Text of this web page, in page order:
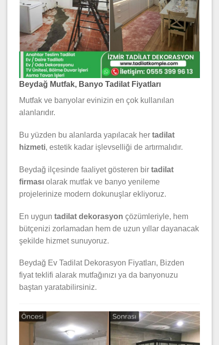
Beydağ Mutfak, Banyo Tadilat Fiyatları
Mutfak ve banyolar evinizin en çok kullanılan
alanlarıdır.
Bu yüzden bu alanlarda yapılacak her tadilat
hizmeti, estetik kadar işlevselliği de artırmalıdır.
Beydağ ilçesinde faaliyet gösteren bir tadilat
firması olarak mutfak ve banyo yenileme
projelerinize modern dokunuşlar ekliyoruz.
En uygun tadilat dekorasyon çözümleriyle, hem
bütçenizi zorlamadan hem de uzun yıllar dayanacak
şekilde hizmet sunuyoruz.
Beydağ Ev Tadilat Dekorasyon Fiyatları, Bizden
fiyat teklifi alarak mutfağınızı ya da banyonuzu
baştan yaratabilirsiniz.